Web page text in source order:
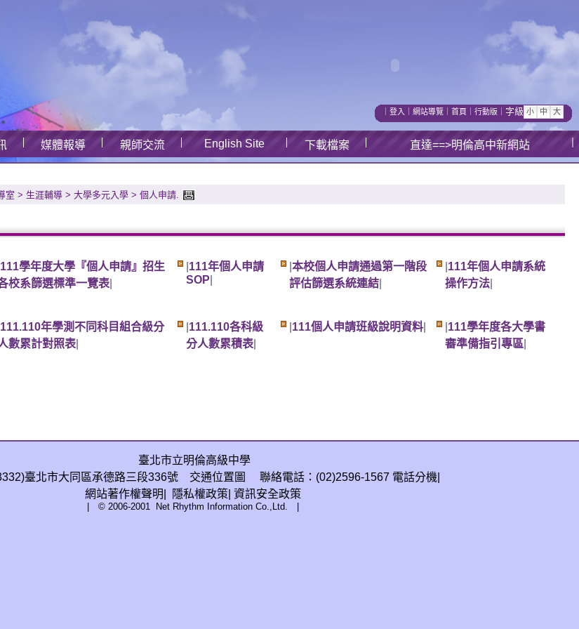
登入 網站導覽 首頁 行動版 字級
媒體報導 親師交流 English Site 下載檔案 直達==>明倫高中新網站
室 > 生涯輔導 > 大學多元入學 > 個人申請.
111學年度大學『個人申請』招生
校系篩選標準一覽表
111年個人申請
SOP
本校個人申請通過第一階段
評估篩選系統連結
111年個人申請系統
操作方法
111.110年學測不同科目組合級分
數累計對照表
111.110各科級
分人數累積表
111個人申請班級說明資料
111學年度各大學書
審準備指引專區
臺北市立明倫高級中學
臺北市大同區承德路三段336號 交通位置圖 聯絡電話：(02)2596-1567 電話分機
網站著作權聲明 隱私權政策 資訊安全政策
| © 2006-2001 Net Rhythm Information Co.,Ltd.